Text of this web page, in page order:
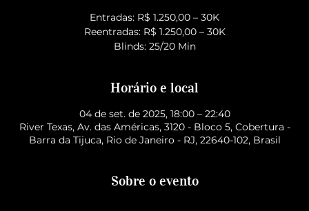
Entradas: R$ 1.250,00 – 30K
Reentradas: R$ 1.250,00 – 30K
Blinds: 25/20 Min
Horário e local
04 de set. de 2025, 18:00 – 22:40
River Texas, Av. das Américas, 3120 - Bloco 5, Cobertura -
Barra da Tijuca, Rio de Janeiro - RJ, 22640-102, Brasil
Sobre o evento